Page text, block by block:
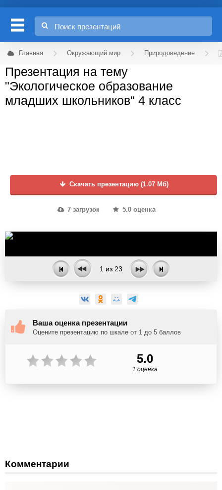
Главная Окружающий мир Природоведение
Презентация на тему
"Экологическое образование
младших школьников" 4 класс
Скачать презентацию (1.07 Мб)
7 загрузок 5.0 оценка
1 из 23
Ваша оценка презентации
Оцените презентацию по шкале от 1 до 5 баллов
5.0
1 оценка
Комментарии